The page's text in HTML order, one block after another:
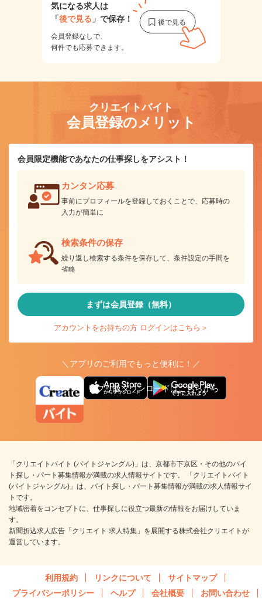
気になる求人は
「後で見る 」で保存！
会員登録なしで、
何件でも応募できます。
クリエイトバイト
会員登録のメリット
会員限定機能であなたの仕事探しをアシスト！
カンタン応募
事前にプロフィールを登録しておくことで、応募時の
入力が簡単に
検索条件の保存
繰り返し検索する条件を保存して、条件設定の手間を
省略
まずは会員登録（無料）
アカウントをお持ちの方 ログインはこちら＞
＼アプリのご利用でもっと便利に！／
アプリ版ダウンロードはこちらから
「クリエイトバイト (バイトジャングル)」は、京都市下京区・その他のバイ
ト探し・パート募集情報が満載の求人情報サイトです。 「クリエイトバイト
(バイトジャングル)」は、バイト探し・パート募集情報が満載の求人情報サイ
トです。
地域密着をコンセプトに、仕事探しに役立つ最新の情報をお届けしていま
す。
新聞折込求人広告「クリエイト 求人特集」を展開する株式会社クリエイトが
運営しています。
利用規約 リンクについて
サイトマップ
プライバシーポリシー
ヘルプ 会社概要 お問い合わせ